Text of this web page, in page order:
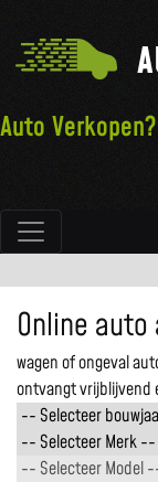
Auto Verkopen?
Online
wagen of ongeval
ontvangt vrijblijvend